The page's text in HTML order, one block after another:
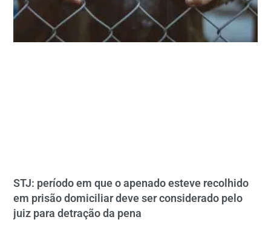
STJ: período em que o apenado esteve recolhido
em prisão domiciliar deve ser considerado pelo
juiz para detração da pena